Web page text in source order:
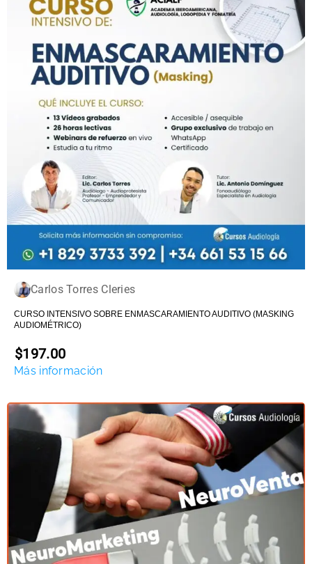
Carlos Torres Cleries
CURSO INTENSIVO SOBRE ENMASCARAMIENTO AUDITIVO (MASKING
AUDIOMÉTRICO)
$197.00
Más información